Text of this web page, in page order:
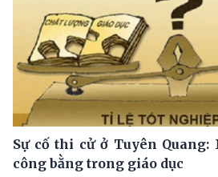
Sự cố thi cử ở Tuyên Quang:
công bằng trong giáo dục